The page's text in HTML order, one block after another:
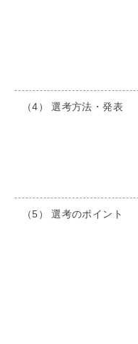
（4） 選考方法・発表
（5） 選考のポイント